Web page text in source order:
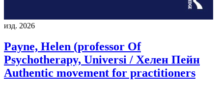
изд. 2026
Payne, Helen (professor Of
Psychotherapy, Universi / Хелен Пейн
Authentic movement for practitioners